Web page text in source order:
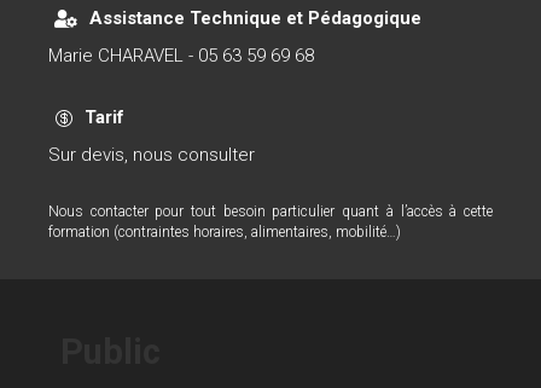

Assistance Technique et Pédagogique
Marie CHARAVEL - 05 63 59 69 68

Tarif
Sur devis, nous consulter
Nous contacter pour tout besoin particulier quant à l’accès à cette
formation (contraintes horaires, alimentaires, mobilité…)